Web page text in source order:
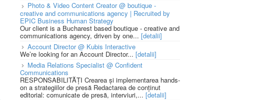
Photo & Video Content Creator @ boutique -
creative and communications agency | Recruited by
EPIC Business Human Strategy
Our client is a Bucharest based boutique - creative and
communications agency, driven by one... [detalii]
Account Director @ Kubis Interactive
We’re looking for an Account Director... [detalii]
Media Relations Specialist @ Confident
Communications
RESPONSABILITĂȚI Crearea și implementarea hands-
on a strategiilor de presă Redactarea de conținut
editorial: comunicate de presă, interviuri,... [detalii]